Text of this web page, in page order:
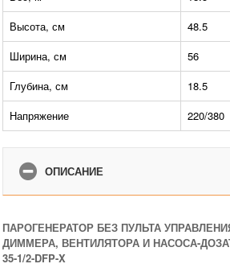
Высота, см
48.5
Ширина, см
56
Глубина, см
18.5
Напряжение
220/380
ОПИСАНИЕ
ПАРОГЕНЕРАТОР БЕЗ ПУЛЬТА
ДИММЕРА, ВЕНТИЛЯТОРА И НАСОСА-
35-1/2-DFP-X